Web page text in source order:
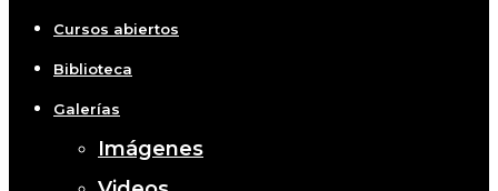
Cursos abiertos
Biblioteca
Galerías
Imágenes